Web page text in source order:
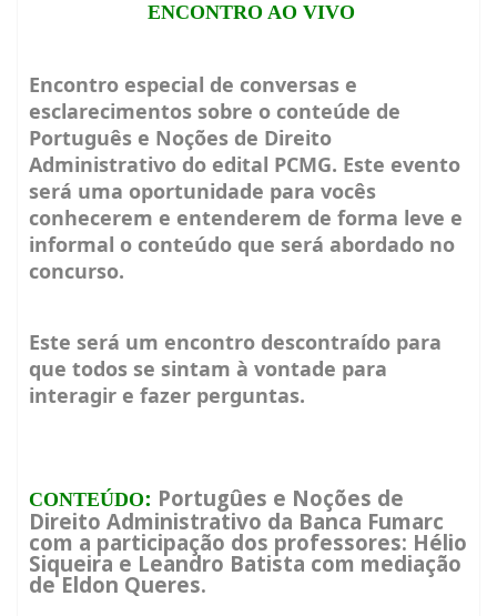
ENCONTRO AO VIVO
Encontro especial de conversas e
esclarecimentos sobre o conteúde de
Português e Noções de Direito
Administrativo do edital PCMG. Este evento
será uma oportunidade para vocês
conhecerem e entenderem de forma leve e
informal o conteúdo que será abordado no
concurso.
Este será um encontro descontraído para
que todos se sintam à vontade para
interagir e fazer perguntas.
CONTEÚDO: Portugûes e Noções de
Direito Administrativo da Banca Fumarc
com a participação dos professores: Hélio
Siqueira e Leandro Batista com mediação
de Eldon Queres.